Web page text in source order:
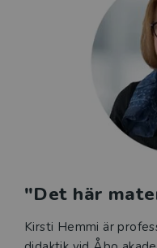
"Det här
Kirsti Hemmi är